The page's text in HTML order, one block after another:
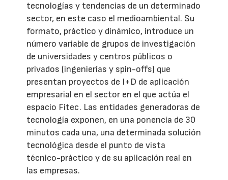
tecnologías y tendencias de un determinado
sector, en este caso el medioambiental. Su
formato, práctico y dinámico, introduce un
número variable de grupos de investigación
de universidades y centros públicos o
privados (ingenierías y spin-offs) que
presentan proyectos de I+D de aplicación
empresarial en el sector en el que actúa el
espacio Fitec. Las entidades generadoras de
tecnología exponen, en una ponencia de 30
minutos cada una, una determinada solución
tecnológica desde el punto de vista
técnico-práctico y de su aplicación real en
las empresas.